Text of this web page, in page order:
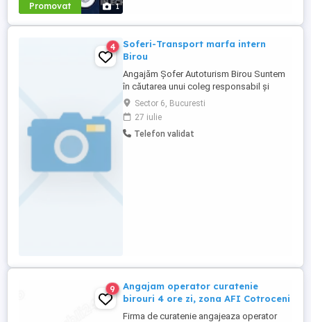
Promovat 1
4
Soferi-Transport marfa intern
Birou
Angajăm Șofer Autoturism Birou Suntem
în căutarea unui coleg responsabil și
serios pentru ocuparea postului de Șofer
Autoturism. Responsabilități: Transportul
conducerii și al angajaților în condiții de
siguranță și confort; Efectuarea
Sector 6, Bucuresti
27 iulie
Telefon validat
9
Angajam operator curatenie
birouri 4 ore zi, zona AFI Cotroceni
Firma de curatenie angajeaza operator